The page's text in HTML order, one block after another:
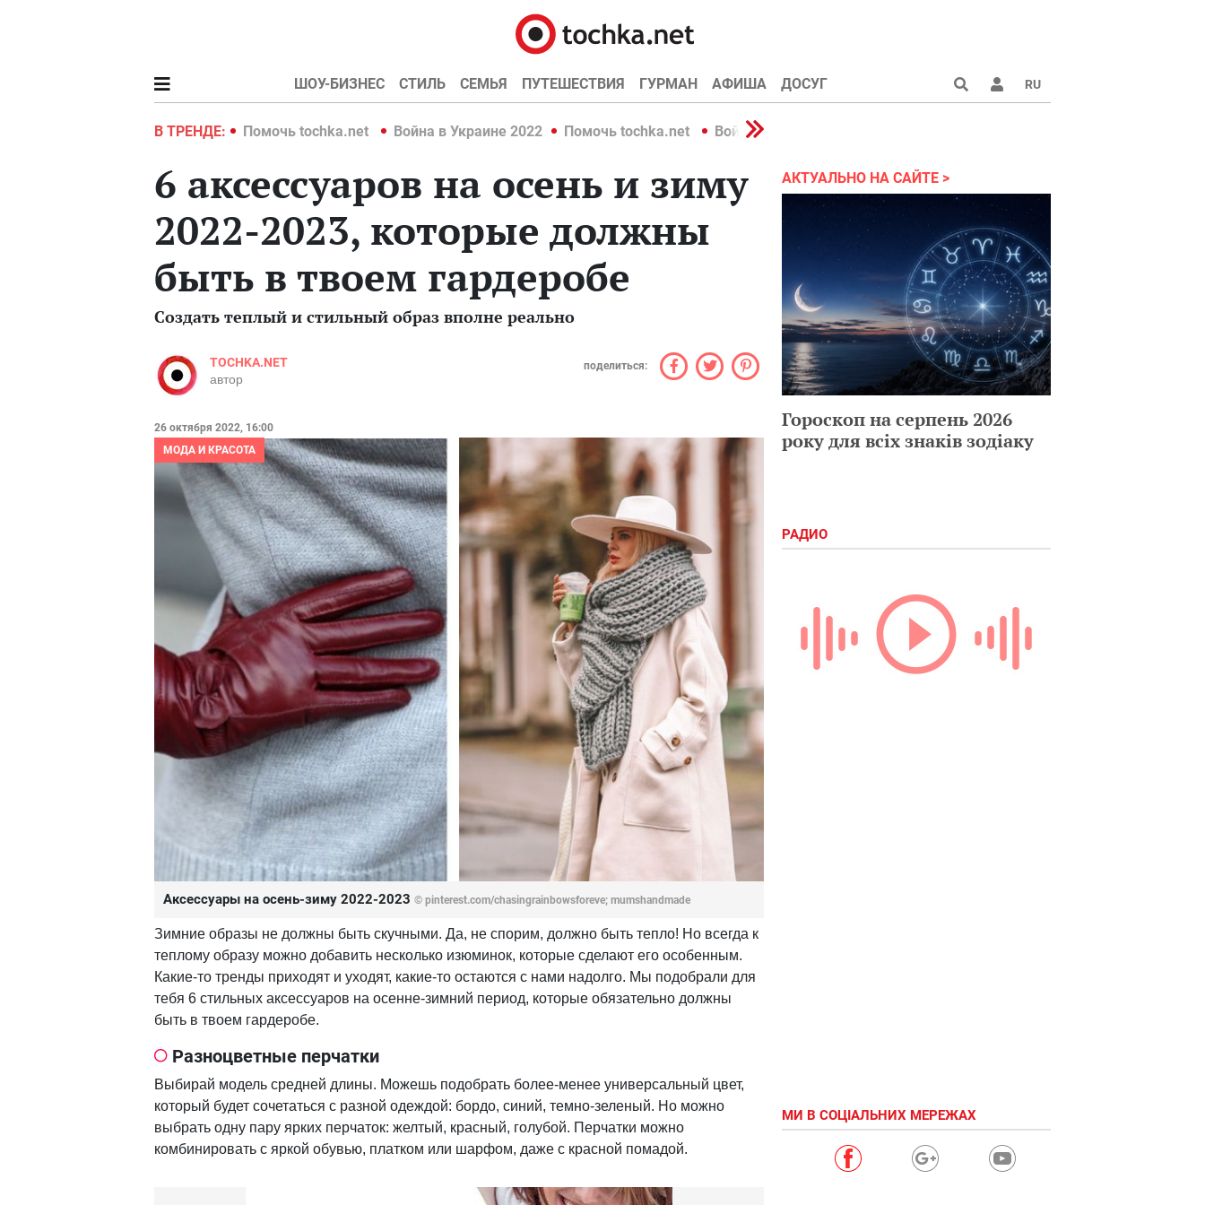
ШОУ-БИЗНЕС СТИЛЬ СЕМЬЯ ПУТЕШЕСТВИЯ ГУРМАН АФИША ДОСУГ RU
В ТРЕНДЕ:
Война в Украине 2022 Помочь tochka.net Война в Украине 2022 Помочь tochka.net Война в Украине 2022
6 аксессуаров на осень и зиму
2022-2023, которые должны
быть в твоем гардеробе
Создать теплый и стильный образ вполне реально
TOCHKA.NET
автор
поделиться:
26 октября 2022, 16:00
МОДА И КРАСОТА
Аксессуары на осень-зиму 2022-2023 © pinterest.com/chasingrainbowsforeve; mumshandmade
Зимние образы не должны быть скучными. Да, не спорим, должно быть тепло! Но всегда к
теплому образу можно добавить несколько изюминок, которые сделают его особенным.
Какие-то тренды приходят и уходят, какие-то остаются с нами надолго. Мы подобрали для
тебя 6 стильных аксессуаров на осенне-зимний период, которые обязательно должны
быть в твоем гардеробе.
Разноцветные перчатки
Выбирай модель средней длины. Можешь подобрать более-менее универсальный цвет,
который будет сочетаться с разной одеждой: бордо, синий, темно-зеленый. Но можно
выбрать одну пару ярких перчаток: желтый, красный, голубой. Перчатки можно
комбинировать с яркой обувью, платком или шарфом, даже с красной помадой.
АКТУАЛЬНО НА САЙТЕ
Гороскоп на серпень 2026
року для всіх знаків зодіаку
РАДИО
МИ В СОЦІАЛЬНИХ МЕРЕЖАХ